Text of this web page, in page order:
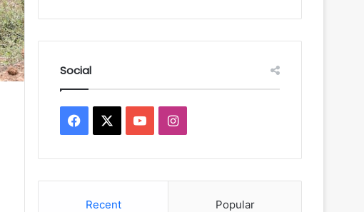
Social
Facebook YouTubeInstagram
Recent Popular